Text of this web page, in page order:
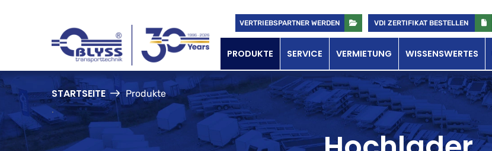
VERTRIEBSPARTNER WERDEN VDI ZERTIFIKAT BESTELLEN
PRODUKTE SERVICE VERMIETUNG WISSENSWERTES
STARTSEITE Produkte
.